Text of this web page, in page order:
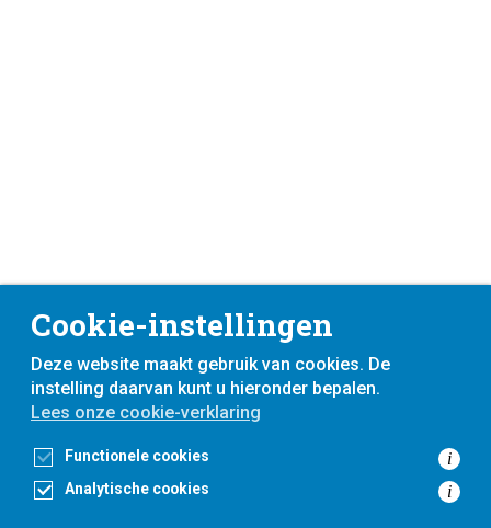
Cookie-instellingen
Deze website maakt gebruik van cookies. De
instelling daarvan kunt u hieronder bepalen.
Lees onze cookie-verklaring
Functionele cookies i
Analytische cookies i